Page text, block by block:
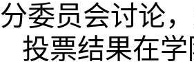
分委员会讨论
投票结果在